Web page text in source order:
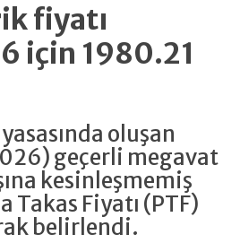
fiyatı
için 1980.21
oluşan
geçerli megavat
kesinleşmemiş
Takas Fiyatı (PTF)
belirlendi.